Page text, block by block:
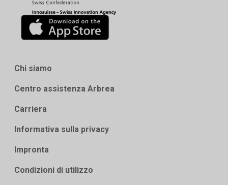
Chi siamo
Centro assistenza Arbrea
Carriera
Informativa sulla privacy
Impronta
Condizioni di utilizzo